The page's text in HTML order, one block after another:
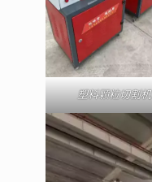
塑料颗粒切割机